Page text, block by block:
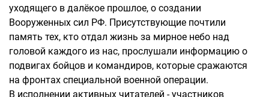
уходящего в далёкое прошлое, о создании
Вооруженных сил РФ. Присутствующие почтили
память тех, кто отдал жизнь за мирное небо над
головой каждого из нас, прослушали информацию о
подвигах бойцов и командиров, которые сражаются
на фронтах специальной военной операции.
В исполнении активных читателей - участников